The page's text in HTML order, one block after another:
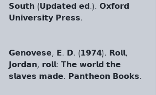
𝗦𝗼𝘂𝘁𝗵 (𝗨𝗽𝗱𝗮𝘁𝗲𝗱 𝗲𝗱.). 𝗢𝘅𝗳𝗼𝗿𝗱
𝗨𝗻𝗶𝘃𝗲𝗿𝘀𝗶𝘁𝘆 𝗣𝗿𝗲𝘀𝘀.
𝗚𝗲𝗻𝗼𝘃𝗲𝘀𝗲, 𝗘. 𝗗. (𝟭𝟵𝟳𝟰). 𝗥𝗼𝗹𝗹,
𝗝𝗼𝗿𝗱𝗮𝗻, 𝗿𝗼𝗹𝗹: 𝗧𝗵𝗲 𝘄𝗼𝗿𝗹𝗱 𝘁𝗵𝗲
𝘀𝗹𝗮𝘃𝗲𝘀 𝗺𝗮𝗱𝗲. 𝗣𝗮𝗻𝘁𝗵𝗲𝗼𝗻 𝗕𝗼𝗼𝗸𝘀.